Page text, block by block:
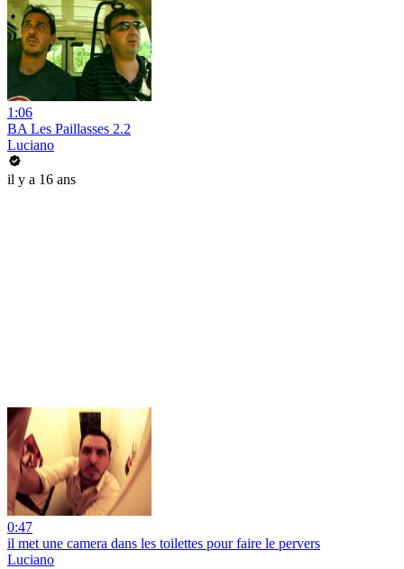
1:06
BA Les Paillasses 2.2
Luciano
il y a 16 ans
0:47
il met une camera dans les toilettes pour faire le pervers
Luciano